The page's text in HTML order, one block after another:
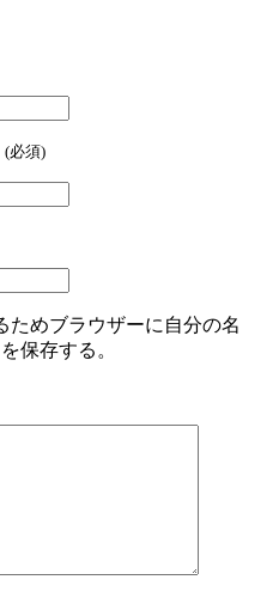
(必須)
ためブラウザーに自分の名
保存する。